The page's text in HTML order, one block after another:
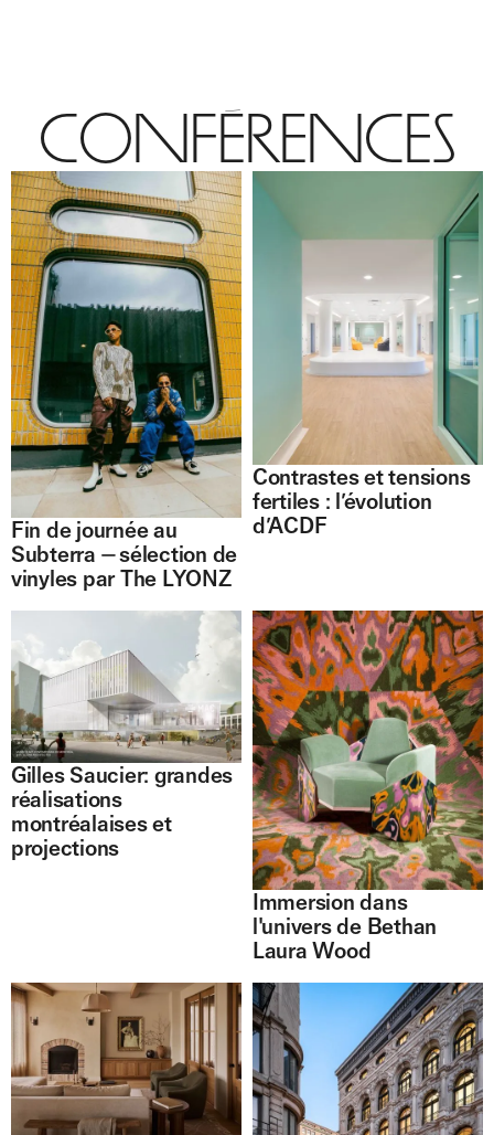
Conférences
Fin de journée au
Subterra ⏤ sélection de
vinyles par The LYONZ
Contrastes et tensions
fertiles : l’évolution
d’ACDF
Gilles Saucier: grandes
réalisations
montréalaises et
projections
Immersion dans
l'univers de Bethan
Laura Wood